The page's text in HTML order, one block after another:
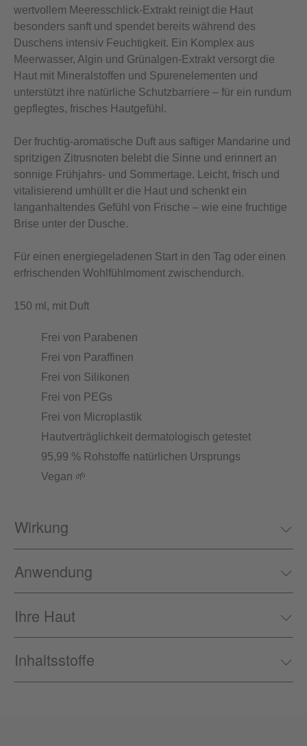
wertvollem Meeresschlick-Extrakt reinigt die Haut
besonders sanft und spendet bereits während des
Duschens intensiv Feuchtigkeit. Ein Komplex aus
Meerwasser, Algin und Grünalgen-Extrakt versorgt die
Haut mit Mineralstoffen und Spurenelementen und
unterstützt ihre natürliche Schutzbarriere – für ein rundum
gepflegtes, frisches Hautgefühl.
Der fruchtig-aromatische Duft aus saftiger Mandarine und
spritzigen Zitrusnoten belebt die Sinne und erinnert an
sonnige Frühjahrs- und Sommertage. Leicht, frisch und
vitalisierend umhüllt er die Haut und schenkt ein
langanhaltendes Gefühl von Frische – wie eine fruchtige
Brise unter der Dusche.
Für einen energiegeladenen Start in den Tag oder einen
erfrischenden Wohlfühlmoment zwischendurch.
150 ml, mit Duft
Frei von Parabenen
Frei von Paraffinen
Frei von Silikonen
Frei von PEGs
Frei von Microplastik
Hautverträglichkeit dermatologisch getestet
95,99 % Rohstoffe natürlichen Ursprungs
Vegan 🌱
Wirkung
Anwendung
Ihre Haut
Inhaltsstoffe